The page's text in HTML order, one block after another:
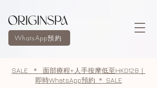
WhatsApp預約
SALE ＊ 面部療程+人手按摩低至HKD128｜
即時WhatsApp預約 ＊ SALE